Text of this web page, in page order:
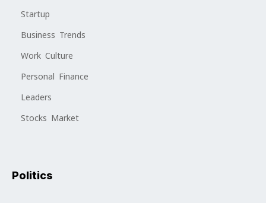
Startup
Business Trends
Work Culture
Personal Finance
Leaders
Stocks Market
Politics